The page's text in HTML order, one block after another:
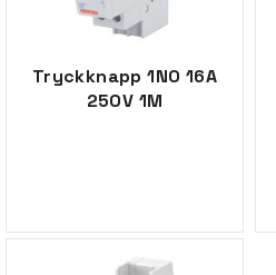
Tryckknapp 1NO 16A
250V 1M